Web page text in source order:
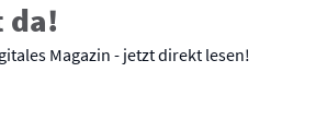
da!
Magazin - jetzt direkt lesen!